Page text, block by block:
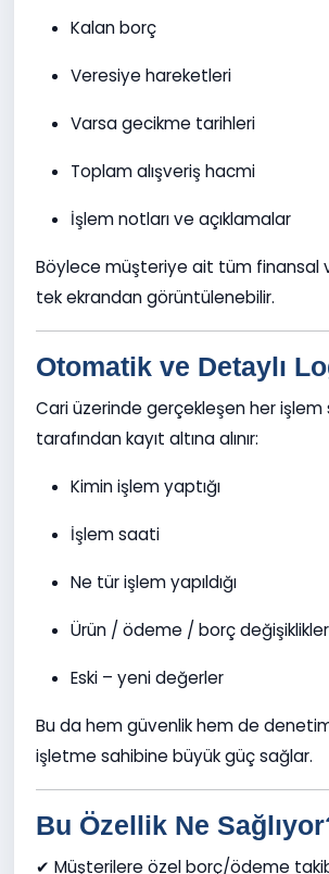
Kalan borç
Veresiye hareketleri
Varsa gecikme tarihleri
Toplam alışveriş hacmi
İşlem notları ve açıklamalar
Böylece müşteriye ait tüm finansal
tek ekrandan görüntülenebilir.
Otomatik ve Detaylı
Cari üzerinde gerçekleşen her
tarafından kayıt altına alınır:
Kimin işlem yaptığı
İşlem saati
Ne tür işlem yapıldığı
Ürün / ödeme / borç
Eski – yeni değerler
Bu da hem güvenlik hem de denetim
işletme sahibine büyük güç sağlar.
Bu Özellik Ne
✔ Müşterilere özel borç/ödeme